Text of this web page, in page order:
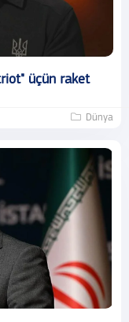
üçün raket
Dünya